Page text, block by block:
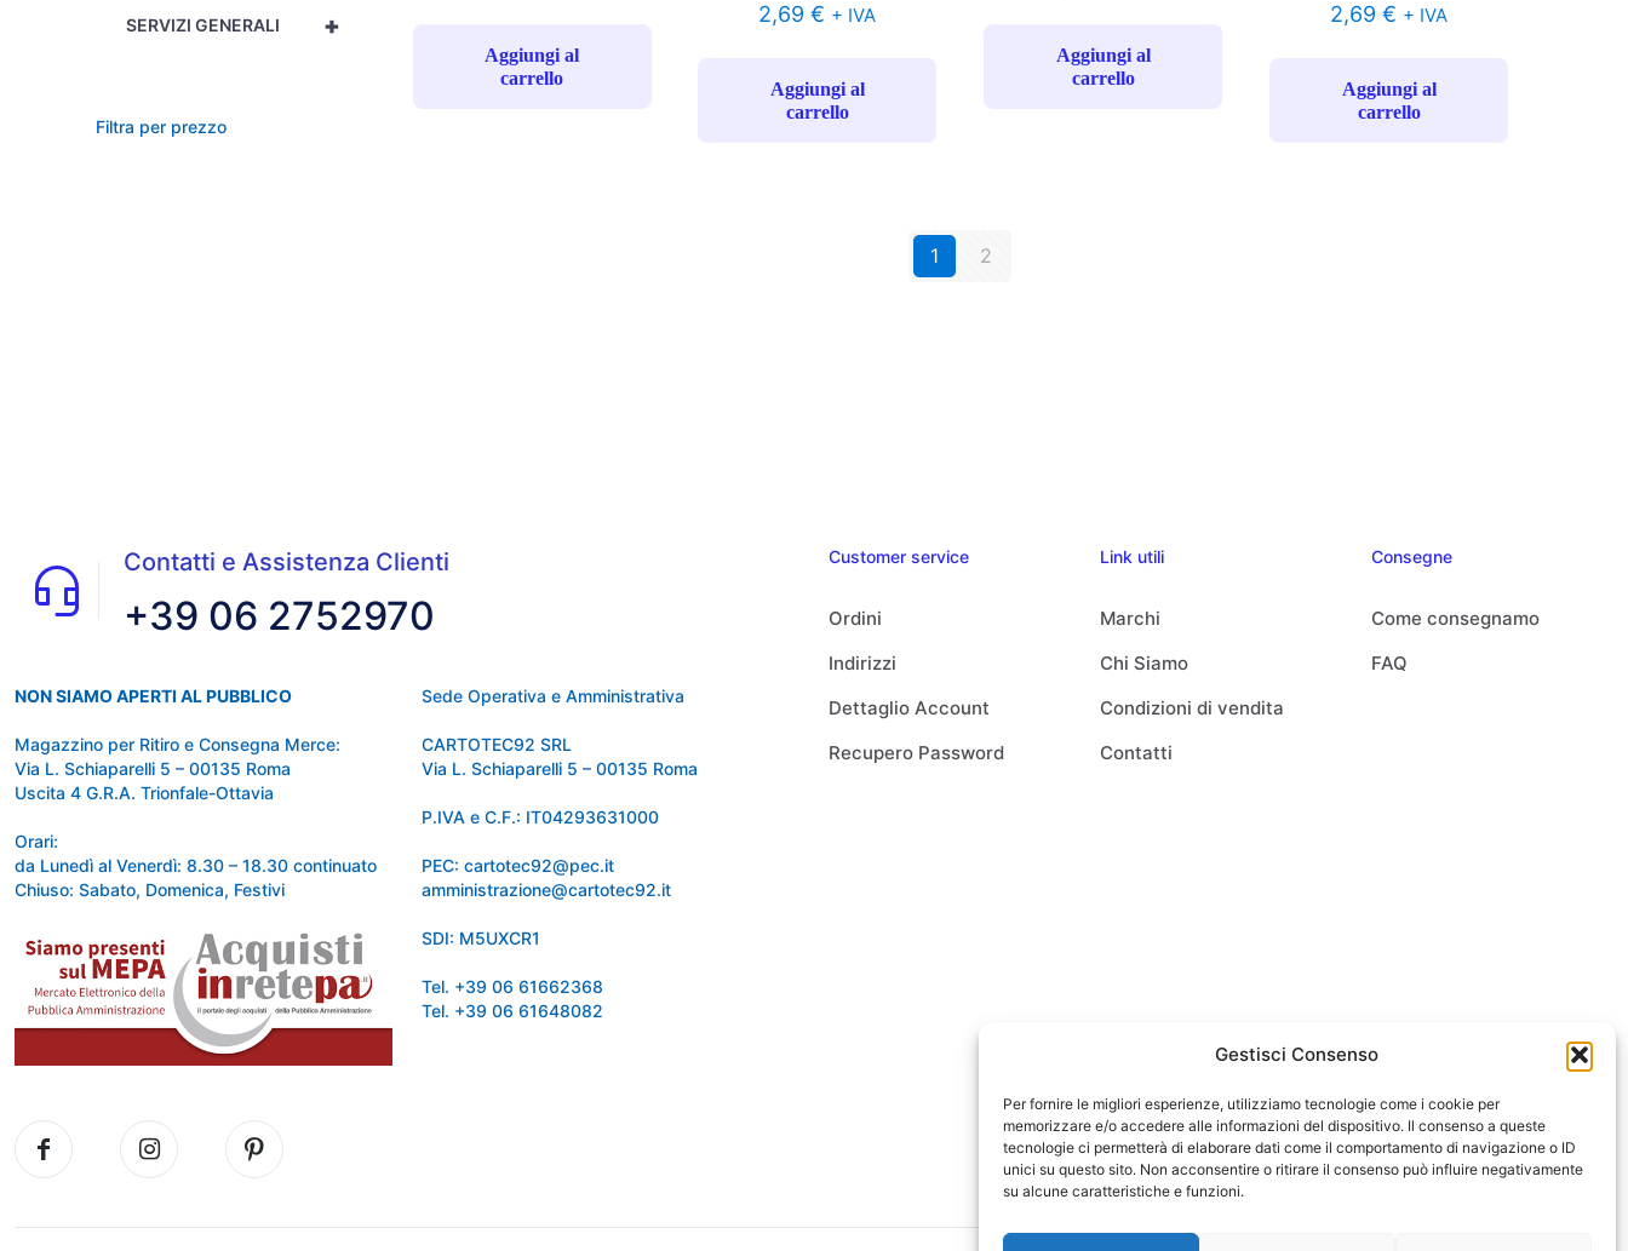
Gestisci Consenso
Per fornire le migliori esperienze, utilizziamo tecnologie come i cookie per
memorizzare e/o accedere alle informazioni del dispositivo. Il consenso a queste
tecnologie ci permetterà di elaborare dati come il comportamento di navigazione o ID
unici su questo sito. Non acconsentire o ritirare il consenso può influire negativamente
su alcune caratteristiche e funzioni.
+
SERVIZI GENERALI
Filtra per prezzo
Aggiungi al
carrello
2,69€ + IVA
Aggiungi al
carrello
Aggiungi al
carrello
2,69€ + IVA
Aggiungi al
carrello
1 2
Contatti e Assistenza Clienti
+39 06 2752970
NON SIAMO APERTI AL PUBBLICO
Magazzino per Ritiro e Consegna Merce:
Via L. Schiaparelli 5 – 00135 Roma
Uscita 4 G.R.A. Trionfale-Ottavia
Orari:
da Lunedì al Venerdì: 8.30 – 18.30 continuato
Chiuso: Sabato, Domenica, Festivi
Sede Operativa e Amministrativa
CARTOTEC92 SRL
Via L. Schiaparelli 5 – 00135 Roma
P.IVA e C.F.: IT04293631000
PEC: cartotec92@pec.it
amministrazione@cartotec92.it
SDI: M5UXCR1
Tel. +39 06 61662368
Tel. +39 06 61648082
Customer service
Ordini
Indirizzi
Dettaglio Account
Recupero Password
Link utili
Marchi
Chi Siamo
Condizioni di vendita
Contatti
Consegne
Come consegnamo
FAQ